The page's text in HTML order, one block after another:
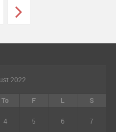
2022
To F L S
4 5 6 7